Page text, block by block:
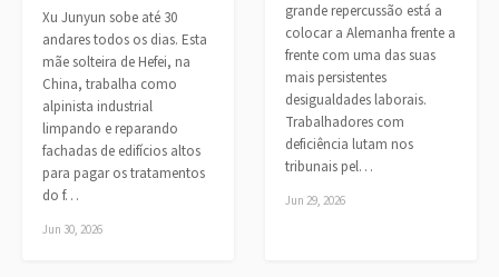
Xu Junyun sobe até 30
andares todos os dias. Esta
mãe solteira de Hefei, na
China, trabalha como
alpinista industrial
limpando e reparando
fachadas de edifícios altos
para pagar os tratamentos
do f…
Jun 30, 2026
grande repercussão está a
colocar a Alemanha frente a
frente com uma das suas
mais persistentes
desigualdades laborais.
Trabalhadores com
deficiência lutam nos
tribunais pel…
Jun 29, 2026